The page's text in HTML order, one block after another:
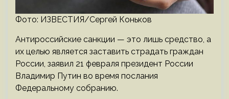
Фото: ИЗВЕСТИЯ/Сергей Коньков
Антироссийские санкции — это лишь средство, а
их целью является заставить страдать граждан
России, заявил 21 февраля президент России
Владимир Путин во время послания
Федеральному собранию.